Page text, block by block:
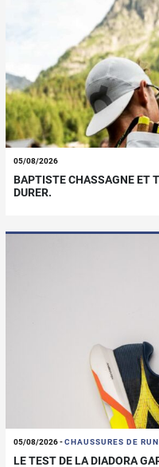
05/08/2026
BAPTISTE CHASSAGNE ET
DURER.
05/08/2026-CHAUSSURES DE
LE TEST DE LA DIADORA